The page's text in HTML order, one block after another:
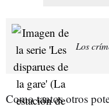
Los
Como tantos otros